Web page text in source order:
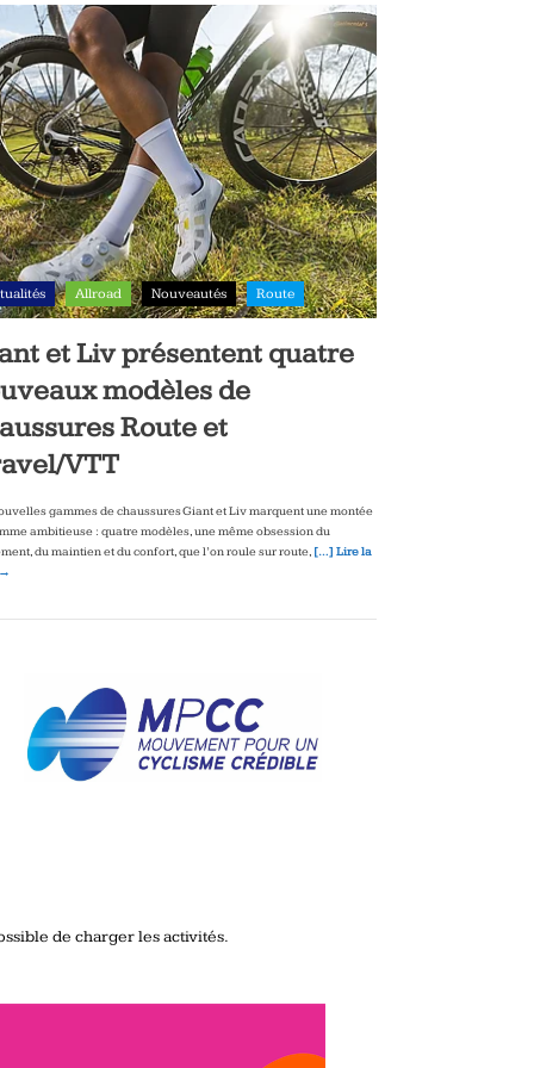
Allroad Nouveautés Route
et Liv présentent quatre
modèles de
Route et
VTT
gammes de chaussures Giant et Liv marquent une montée
ambitieuse : quatre modèles, une même obsession du
du maintien et du confort, que l’on roule sur route, […] Lire la
de charger les activités.